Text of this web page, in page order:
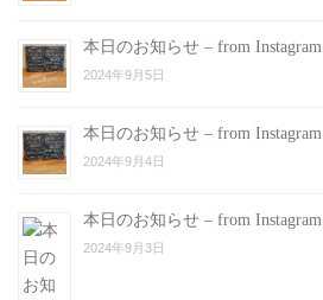
本日のお知らせ – from Instagram
2024年9月5日
本日のお知らせ – from Instagram
2024年9月4日
本日のお知らせ – from Instagram
2024年9月3日